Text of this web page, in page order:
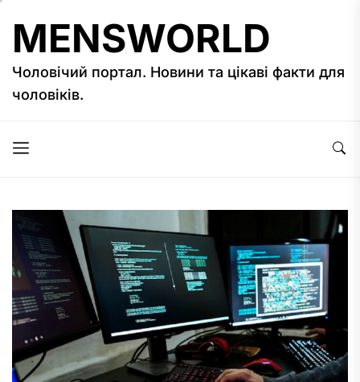
до
вмісту
MENSWORLD
Чоловічий портал. Новини та цікаві факти для
чоловіків.